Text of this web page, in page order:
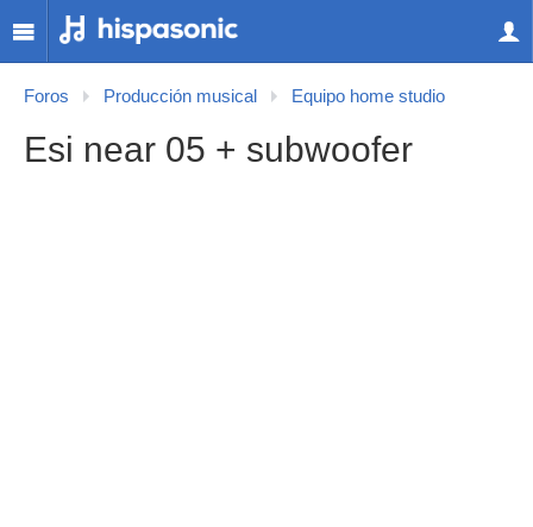
Foros Producción musical Equipo home studio
Esi near 05 + subwoofer